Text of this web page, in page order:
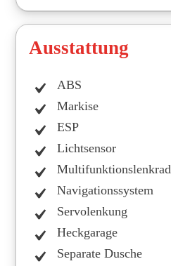
Ausstattung
ABS
Markise
ESP
Lichtsensor
Multifunktionslenkrad
Navigationssystem
Servolenkung
Heckgarage
Separate Dusche